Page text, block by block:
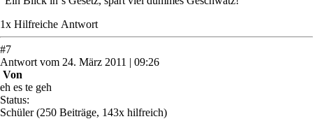
1x Hilfreiche Antwort
#7
Antwort vom 24. März 2011 | 09:26
Von
eh es te geh
Status:
Schüler (250 Beiträge, 143x hilfreich)